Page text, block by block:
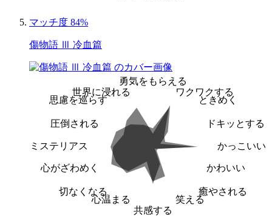
マッチ度 84%
傷物語 Ⅲ 冷血篇
勇気をもらえる
ワクワクする
ときめく
ドキッとする
かっこいい
かわいい
癒やされる
笑える
共感する
心温まる
切なくなる
心がざわめく
ミステリアス
圧倒される
思慮を巡らす
世界に浸れる